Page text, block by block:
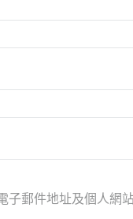
子郵件地址及個人網